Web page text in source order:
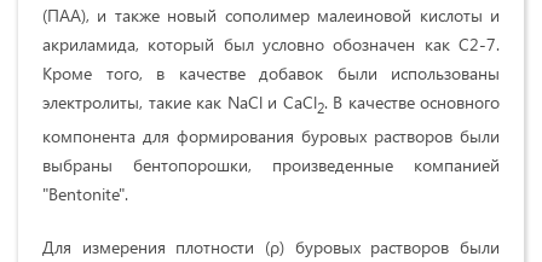
(ПАА), и также новый сополимер малеиновой кислоты и
акриламида, который был условно обозначен как С2-7.
Кроме того, в качестве добавок были использованы
электролиты, такие как NaCl и CaCl2. В качестве основного
компонента для формирования буровых растворов были
выбраны бентопорошки, произведенные компанией
"Bentonite".
Для измерения плотности (ρ) буровых растворов были